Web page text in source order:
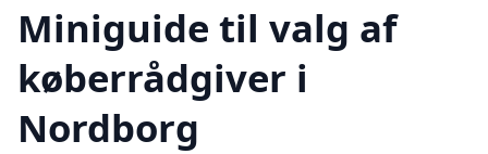
Miniguide til valg af
køberrådgiver i
Nordborg